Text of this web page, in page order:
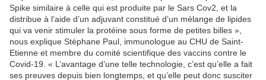
Spike similaire à celle qui est produite par le Sars Cov2, et la
distribue à l’aide d’un adjuvant constitué d’un mélange de lipides
qui va venir stimuler la protéine sous forme de petites billes »,
nous explique Stéphane Paul, immunologue au CHU de Saint-
Etienne et membre du comité scientifique des vaccins contre le
Covid-19. « L’avantage d’une telle technologie, c’est qu’elle a fait
ses preuves depuis bien longtemps, et qu’elle peut donc susciter